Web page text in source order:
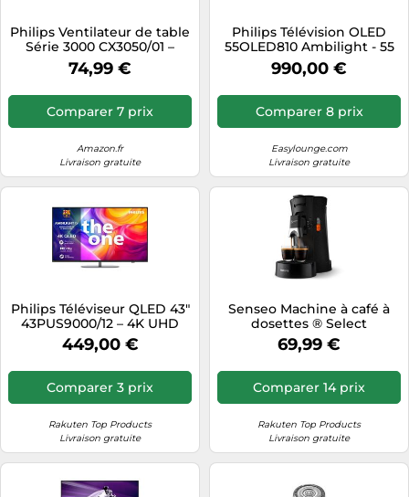
Tondeuses cheveux & barbe
Téléphonie
Téléviseurs
Télévision & vidéo
Électroménager
Philips Ventilateur de table
Série 3000 CX3050/01 –
SilentWings 23 dB, oscillant
180°, Noir
74,99 €
Comparer 7 prix
Amazon.fr
Livraison gratuite
Philips Télévision OLED
55OLED810 Ambilight - 55
pouces 4K UHD Moteur P5
AI
990,00 €
Comparer 8 prix
Easylounge.com
Livraison gratuite
Philips Téléviseur QLED 43"
43PUS9000/12 – 4K UHD
Ambilight P5, Dolby Vision,
Dolby Atmos
449,00 €
Comparer 3 prix
Rakuten Top Products
Livraison gratuite
Senseo Machine à café à
dosettes ® Select
CSA240/21
69,99 €
Comparer 14 prix
Rakuten Top Products
Livraison gratuite